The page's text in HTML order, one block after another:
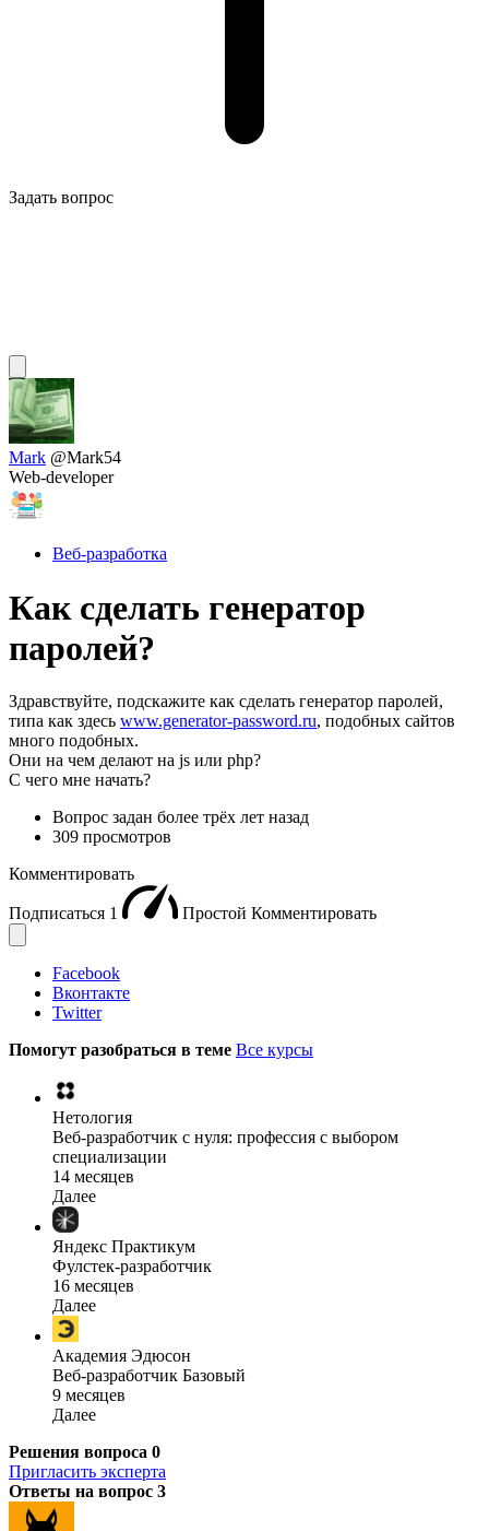
Задать вопрос
Mark @Mark54
Web-developer
Веб-разработка
Как сделать генератор
паролей?
Здравствуйте, подскажите как сделать генератор паролей,
типа как здесь www.generator-password.ru, подобных сайтов
много подобных.
Они на чем делают на js или php?
С чего мне начать?
Вопрос задан более трёх лет назад
309 просмотров
Комментировать
Подписаться 1 Простой Комментировать
Facebook
Вконтакте
Twitter
Помогут разобраться в теме Все курсы
Нетология
Веб-разработчик с нуля: профессия с выбором
специализации
14 месяцев
Далее
Яндекс Практикум
Фулстек-разработчик
16 месяцев
Далее
Академия Эдюсон
Веб-разработчик Базовый
9 месяцев
Далее
Решения вопроса 0
Пригласить эксперта
Ответы на вопрос 3